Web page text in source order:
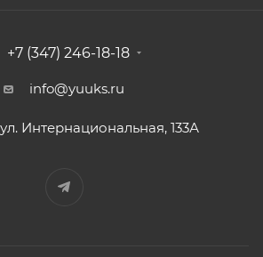
+7 (347) 246-18-18
info@yuuks.ru
Интернациональная, 133А